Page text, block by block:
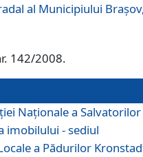
al Municipiului
142/2008.
Naționale a Salvatorilor
imobilului - sediul
a Pădurilor